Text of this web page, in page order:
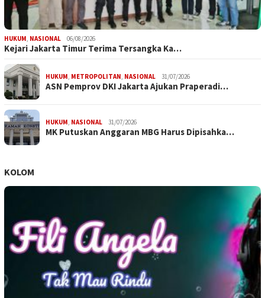
HUKUM NASIONAL 06/08/2026
Kejari Jakarta Timur Terima Tersangka Ka…
HUKUM METROPOLITAN NASIONAL 31/07/2026
ASN Pemprov DKI Jakarta Ajukan Praperadi…
HUKUM NASIONAL 31/07/2026
MK Putuskan Anggaran MBG Harus Dipisahka…
KOLOM